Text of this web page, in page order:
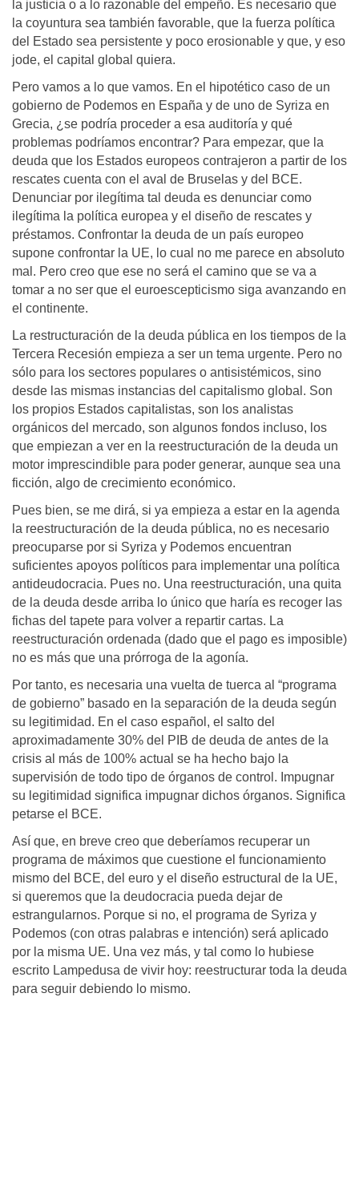
la justicia o a lo razonable del empeño. Es necesario que
la coyuntura sea también favorable, que la fuerza política
del Estado sea persistente y poco erosionable y que, y eso
jode, el capital global quiera.
Pero vamos a lo que vamos. En el hipotético caso de un
gobierno de Podemos en España y de uno de Syriza en
Grecia, ¿se podría proceder a esa auditoría y qué
problemas podríamos encontrar? Para empezar, que la
deuda que los Estados europeos contrajeron a partir de los
rescates cuenta con el aval de Bruselas y del BCE.
Denunciar por ilegítima tal deuda es denunciar como
ilegítima la política europea y el diseño de rescates y
préstamos. Confrontar la deuda de un país europeo
supone confrontar la UE, lo cual no me parece en absoluto
mal. Pero creo que ese no será el camino que se va a
tomar a no ser que el euroescepticismo siga avanzando en
el continente.
La restructuración de la deuda pública en los tiempos de la
Tercera Recesión empieza a ser un tema urgente. Pero no
sólo para los sectores populares o antisistémicos, sino
desde las mismas instancias del capitalismo global. Son
los propios Estados capitalistas, son los analistas
orgánicos del mercado, son algunos fondos incluso, los
que empiezan a ver en la reestructuración de la deuda un
motor imprescindible para poder generar, aunque sea una
ficción, algo de crecimiento económico.
Pues bien, se me dirá, si ya empieza a estar en la agenda
la reestructuración de la deuda pública, no es necesario
preocuparse por si Syriza y Podemos encuentran
suficientes apoyos políticos para implementar una política
antideudocracia. Pues no. Una reestructuración, una quita
de la deuda desde arriba lo único que haría es recoger las
fichas del tapete para volver a repartir cartas. La
reestructuración ordenada (dado que el pago es imposible)
no es más que una prórroga de la agonía.
Por tanto, es necesaria una vuelta de tuerca al “programa
de gobierno” basado en la separación de la deuda según
su legitimidad. En el caso español, el salto del
aproximadamente 30% del PIB de deuda de antes de la
crisis al más de 100% actual se ha hecho bajo la
supervisión de todo tipo de órganos de control. Impugnar
su legitimidad significa impugnar dichos órganos. Significa
petarse el BCE.
Así que, en breve creo que deberíamos recuperar un
programa de máximos que cuestione el funcionamiento
mismo del BCE, del euro y el diseño estructural de la UE,
si queremos que la deudocracia pueda dejar de
estrangularnos. Porque si no, el programa de Syriza y
Podemos (con otras palabras e intención) será aplicado
por la misma UE. Una vez más, y tal como lo hubiese
escrito Lampedusa de vivir hoy: reestructurar toda la deuda
para seguir debiendo lo mismo.